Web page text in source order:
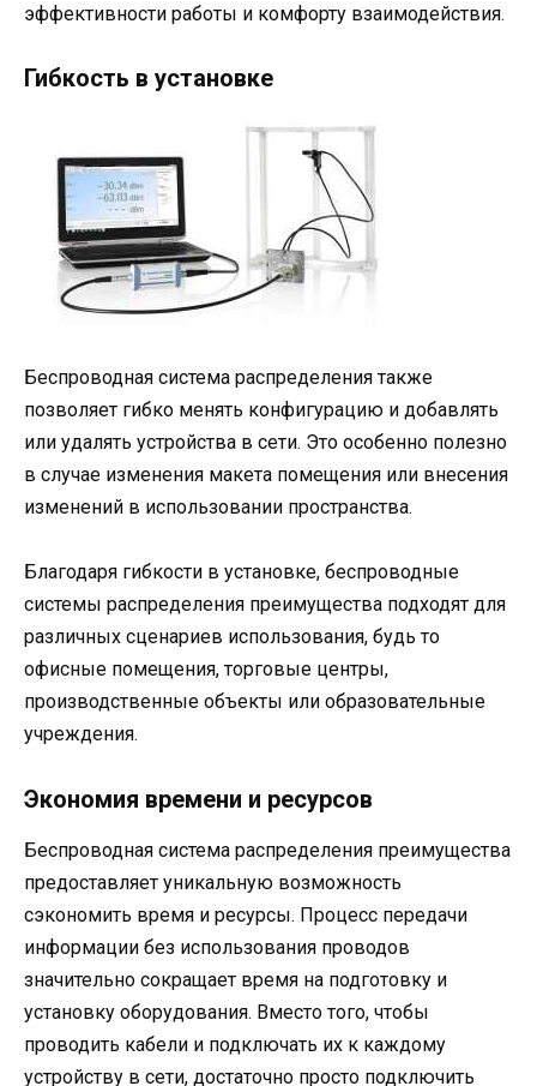
эффективности работы и комфорту взаимодействия.
Гибкость в установке
Беспроводная система распределения также
позволяет гибко менять конфигурацию и добавлять
или удалять устройства в сети. Это особенно полезно
в случае изменения макета помещения или внесения
изменений в использовании пространства.
Благодаря гибкости в установке, беспроводные
системы распределения преимущества подходят для
различных сценариев использования, будь то
офисные помещения, торговые центры,
производственные объекты или образовательные
учреждения.
Экономия времени и ресурсов
Беспроводная система распределения преимущества
предоставляет уникальную возможность
сэкономить время и ресурсы. Процесс передачи
информации без использования проводов
значительно сокращает время на подготовку и
установку оборудования. Вместо того, чтобы
проводить кабели и подключать их к каждому
устройству в сети, достаточно просто подключить